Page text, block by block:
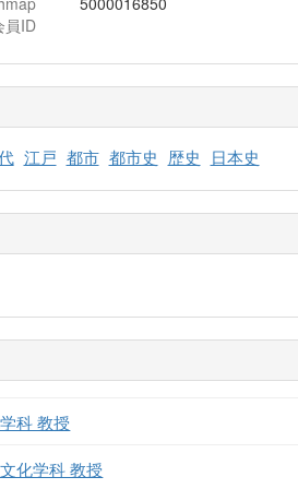
員ID
江戸 都市 都市史 歴史 日本史
科 教授
化学科 教授